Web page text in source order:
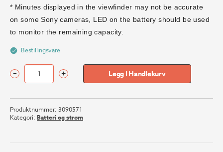
* Minutes displayed in the viewfinder may not be accurate
on some Sony cameras, LED on the battery should be used
to monitor the remaining capacity.
Bestillingsvare
IDX
U50/PD
antall
– + Legg I Handlekurv
Produktnummer: 3090571
Kategori: Batteri og strøm